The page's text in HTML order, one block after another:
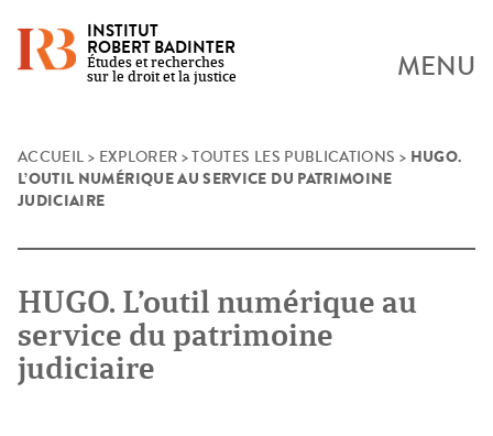
Skip
content
INSTITUT
ROBERT BADINTER
Études et recherches
sur le droit et la justice
MENU
ACCUEIL > EXPLORER >TOUTES LES PUBLICATIONS > HUGO.
L’OUTIL NUMÉRIQUE AU SERVICE DU PATRIMOINE
JUDICIAIRE
HUGO. L’outil numérique au
service du patrimoine
judiciaire